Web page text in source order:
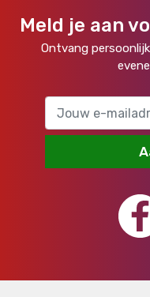
Meld je aan
Ontvang